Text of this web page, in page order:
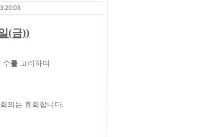
(금))
를 고려하여
의는 휴회합니다.